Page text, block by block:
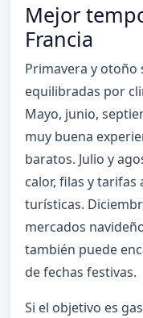
Mejor
Francia
Primavera y otoño
equilibradas por
Mayo, junio,
muy buena
baratos. Julio y
calor, filas y tarifas
turísticas.
mercados
también puede
de fechas festivas.
Si el objetivo es